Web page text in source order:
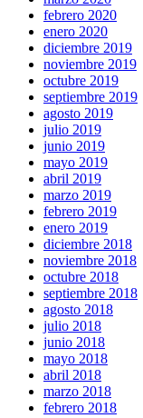
febrero 2020
enero 2020
diciembre 2019
noviembre 2019
octubre 2019
septiembre 2019
agosto 2019
julio 2019
junio 2019
mayo 2019
abril 2019
marzo 2019
febrero 2019
enero 2019
diciembre 2018
noviembre 2018
octubre 2018
septiembre 2018
agosto 2018
julio 2018
junio 2018
mayo 2018
abril 2018
marzo 2018
febrero 2018